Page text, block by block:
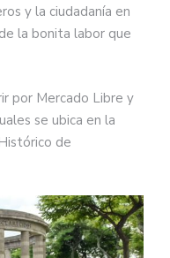
y la ciudadanía en
la bonita labor que
por Mercado Libre y
se ubica en la
de